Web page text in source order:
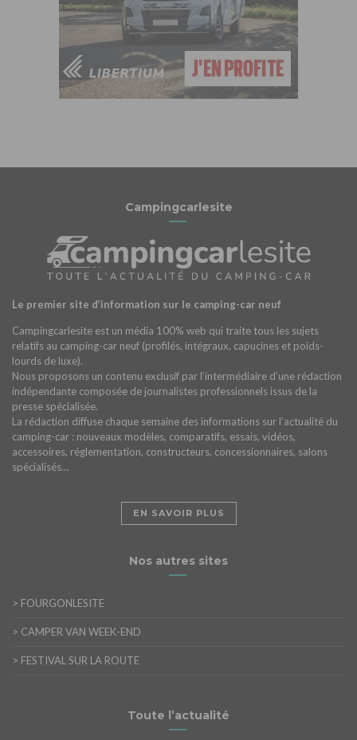
Campingcarlesite
Le premier site d’information sur le camping-car neuf
Campingcarlesite est un média 100% web qui traite tous les sujets
relatifs au camping-car neuf (profilés, intégraux, capucines et poids-
lourds de luxe).
Nous proposons un contenu exclusif par l’intermédiaire d’une rédaction
indépendante composée de journalistes professionnels issus de la
presse spécialisée.
La rédaction diffuse chaque semaine des informations sur l’actualité du
camping-car : nouveaux modèles, comparatifs, essais, vidéos,
accessoires, réglementation, constructeurs, concessionnaires, salons
spécialisés…
EN SAVOIR PLUS
Nos autres sites
> FOURGONLESITE
> CAMPER VAN WEEK-END
> FESTIVAL SUR LA ROUTE
Toute l’actualité